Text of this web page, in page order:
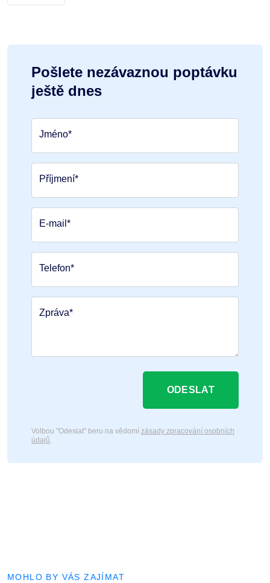
Pošlete nezávaznou poptávku
ještě dnes
Jméno*
Příjmení*
E-mail*
Telefon*
Zpráva*
ODESLAT
Volbou "Odeslat" beru na vědomí zásady zpracování osobních
údajů.
MOHLO BY VÁS ZAJÍMAT